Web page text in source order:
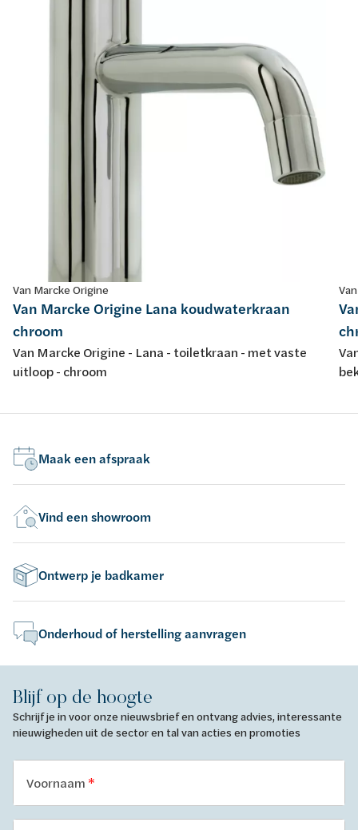
Van Marcke Origine
Van Marcke Origine Lana koudwaterkraan
chroom
Van Marcke Origine - Lana - toiletkraan - met vaste
uitloop - chroom
Maak een afspraak
Vind een showroom
Ontwerp je badkamer
Onderhoud of herstelling aanvragen
Blijf op de hoogte
Schrijf je in voor onze nieuwsbrief en ontvang advies, interessante
nieuwigheden uit de sector en tal van acties en promoties
Voornaam